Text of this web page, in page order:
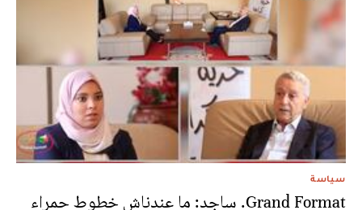
سياسة
Grand Format. ساجد: ما عندناش خطوط حمراء